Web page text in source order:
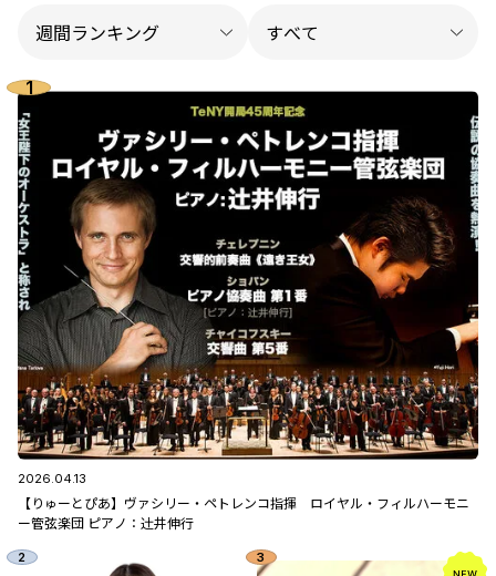
2026.04.13
【りゅーとぴあ】ヴァシリー・ペトレンコ指揮 ロイヤル・フィルハーモニ
ー管弦楽団 ピアノ：辻󠄀井伸行